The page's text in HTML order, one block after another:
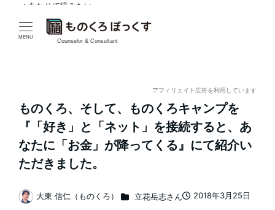
MENU
Counselor & Consultant
アフィリエイト広告を利用しています
ものくろ、そして、ものくろキャンプを
『「好き」と「ネット」を接続すると、あ
なたに「お金」が降ってくる』にて紹介い
ただきました。
投稿日
2018年3月25日
著
大東 信仁（ものくろ） カテゴリー
立花岳志さん
✓ あわせて読みたい
✓ あわせて読みたい
✓ あわせて読みたい
✓ あわせて読みたい
✓ あわせて読みたい
✓ あわせて読みたい
✓ あわせて読みたい
✓ あわせて読みたい
✓ あわせて読みたい
✓ あわせて読みたい